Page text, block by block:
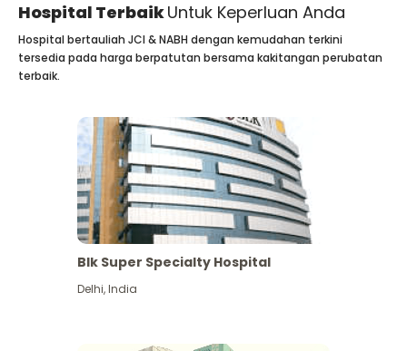
Hospital TerbaikUntuk Keperluan Anda
Hospital bertauliah JCI & NABH dengan kemudahan terkini
tersedia pada harga berpatutan bersama kakitangan perubatan
terbaik.
Blk Super Specialty Hospital
Delhi,India